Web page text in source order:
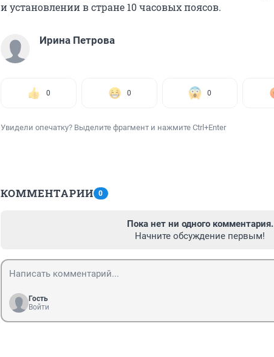
и установлении в стране 10 часовых поясов.
Ирина Петрова
0 0 0
Увидели опечатку? Выделите фрагмент и нажмите Ctrl+Enter
КОММЕНТАРИИ 0
Пока нет ни одного комментария.
Начните обсуждение первым!
Гость
Войти